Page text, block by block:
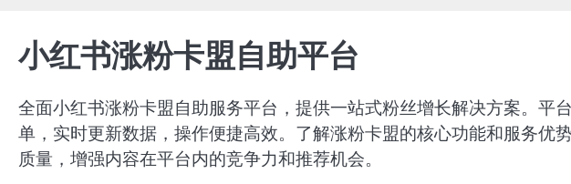
小红书涨粉卡盟自助平台
全面小红书涨粉卡盟自助服务平台，提供一站式粉丝增长解决方案。平
单，实时更新数据，操作便捷高效。了解涨粉卡盟的核心功能和服务优
质量，增强内容在平台内的竞争力和推荐机会。